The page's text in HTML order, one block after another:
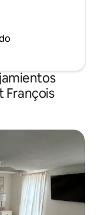
François